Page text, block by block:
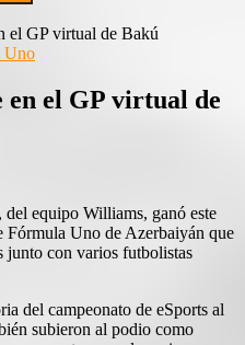
el GP virtual de Bakú
Uno
en el GP virtual de
equipo Williams, ganó este
Uno de Azerbaiyán que
junto con varios futbolistas
del campeonato de eSports al
subieron al podio como